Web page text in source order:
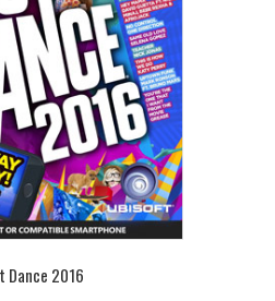
Dance 2016